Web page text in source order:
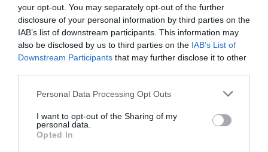
your opt-out. You may separately opt-out of the further
disclosure of your personal information by third parties on the
IAB’s list of downstream participants. This information may
also be disclosed by us to third parties on the IAB’s List of
Downstream Participants that may further disclose it to other
Personal Data Processing Opt Outs
I want to opt-out of the Sharing of my
personal data.
Opted In
Grand Hotel Le Galassie
9.42 kmdal centro
Eccezionale 9.9/10
TARIFFE
Sharon House